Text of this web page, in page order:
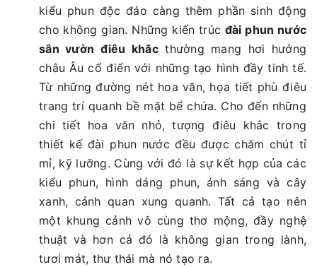
kiểu phun độc đáo càng thêm phần sinh động
cho không gian. Những kiến trúc đài phun nước
sân vườn điêu khắcthường mang hơi hướng
châu Âu cổ điển với những tạo hình đầy tinh tế.
Từ những đường nét hoa văn, họa tiết phù điêu
trang trí quanh bề mặt bể chứa. Cho đến những
chi tiết hoa văn nhỏ, tượng điêu khắc trong
thiết kế đài phun nước đều được chăm chút tỉ
mỉ, kỹ lưỡng. Cùng với đó là sự kết hợp của các
kiểu phun, hình dáng phun, ánh sáng và cây
xanh, cảnh quan xung quanh. Tất cả tạo nên
một khung cảnh vô cùng thơ mộng, đầy nghệ
thuật và hơn cả đó là không gian trong lành,
tươi mát, thư thái mà nó tạo ra.